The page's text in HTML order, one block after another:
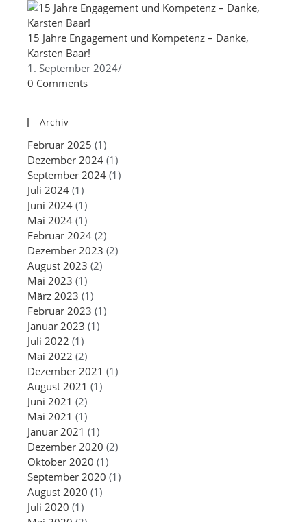
15 Jahre Engagement und Kompetenz – Danke,
Karsten Baar!
1. September 2024/
0 Comments
Archiv
Februar 2025 (1)
Dezember 2024 (1)
September 2024 (1)
Juli 2024 (1)
Juni 2024 (1)
Mai 2024 (1)
Februar 2024 (2)
Dezember 2023 (2)
August 2023 (2)
Mai 2023 (1)
März 2023 (1)
Februar 2023 (1)
Januar 2023 (1)
Juli 2022 (1)
Mai 2022 (2)
Dezember 2021 (1)
August 2021 (1)
Juni 2021 (2)
Mai 2021 (1)
Januar 2021 (1)
Dezember 2020 (2)
Oktober 2020 (1)
September 2020 (1)
August 2020 (1)
Juli 2020 (1)